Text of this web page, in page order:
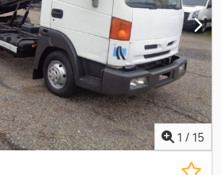
+ elektromos tömlőfelhúzó + 1 db
+ 2 rekeszes víztartály, kb. 3 000 l (180
Aewyvvzocgorf Kommunális jármű
újonnan feltöltött járműről értesítést
fel HÍRLEVELÜNKRE! Az elírásokért
nem vállalunk, az előzetes eladás
1 / 15